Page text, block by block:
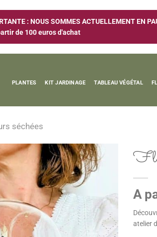
: NOUS SOMMES ACTUELLEMENT EN
de 100 euros d'achat
PLANTES KIT JARDINAGE TABLEAU VÉGÉTAL
séchées
Ajouter
wishlist
A
atelier